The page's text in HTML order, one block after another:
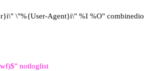
\"%{User-Agent}i\" %I %O" combinedio
notloglist